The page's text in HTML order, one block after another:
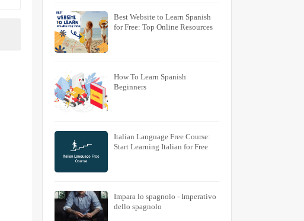
Best Website to Learn Spanish
for Free: Top Online Resources
How To Learn Spanish
Beginners
Italian Language Free Course:
Start Learning Italian for Free
Impara lo spagnolo - Imperativo
dello spagnolo